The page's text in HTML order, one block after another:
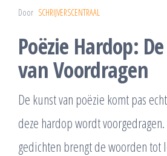
Door SCHRIJVERSCENTRAAL
Poëzie Hardop:
van Voordragen
De kunst van poëzie komt pas
deze hardop wordt
gedichten brengt de woorden tot